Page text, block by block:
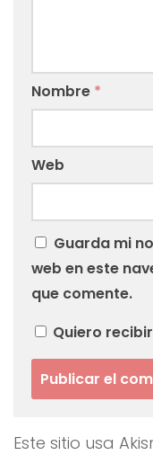
Nombre *
Web
Guarda mi
web en este
que comente.
Quiero
Este sitio usa